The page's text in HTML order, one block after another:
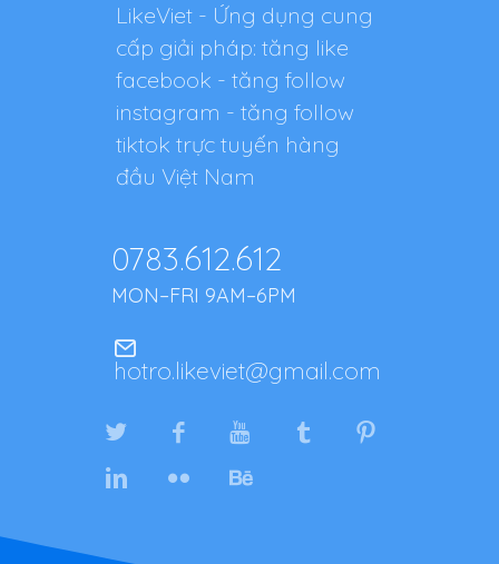
LikeViet - Ứng dụng cung
cấp giải pháp: tăng like
facebook - tăng follow
instagram - tăng follow
tiktok trực tuyến hàng
đầu Việt Nam
0783.612.612
MON–FRI 9AM–6PM
hotro.likeviet@gmail.com